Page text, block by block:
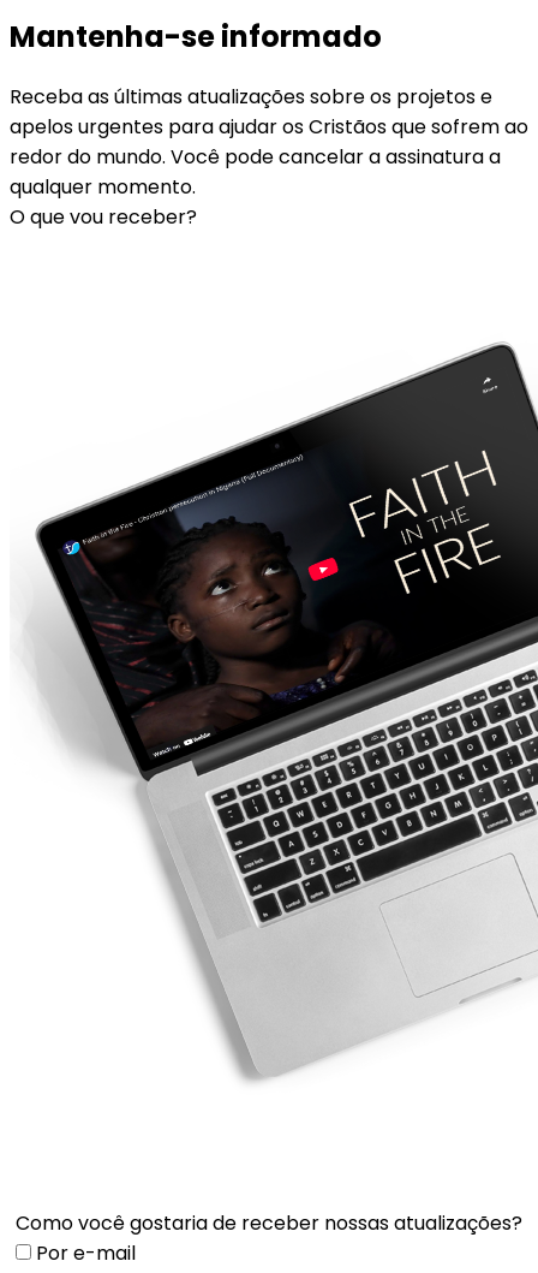
Mantenha-se informado
Receba as últimas atualizações sobre os projetos e
apelos urgentes para ajudar os Cristãos que sofrem ao
redor do mundo. Você pode cancelar a assinatura a
qualquer momento.
O que vou receber?
Como você gostaria de receber nossas atualizações?
Por e-mail